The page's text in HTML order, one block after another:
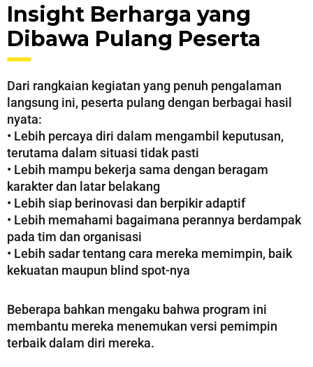
Insight Berharga yang
Dibawa Pulang Peserta
Dari rangkaian kegiatan yang penuh pengalaman
langsung ini, peserta pulang dengan berbagai hasil
nyata:
• Lebih percaya diri dalam mengambil keputusan,
terutama dalam situasi tidak pasti
• Lebih mampu bekerja sama dengan beragam
karakter dan latar belakang
• Lebih siap berinovasi dan berpikir adaptif
• Lebih memahami bagaimana perannya berdampak
pada tim dan organisasi
• Lebih sadar tentang cara mereka memimpin, baik
kekuatan maupun blind spot-nya
Beberapa bahkan mengaku bahwa program ini
membantu mereka menemukan versi pemimpin
terbaik dalam diri mereka.